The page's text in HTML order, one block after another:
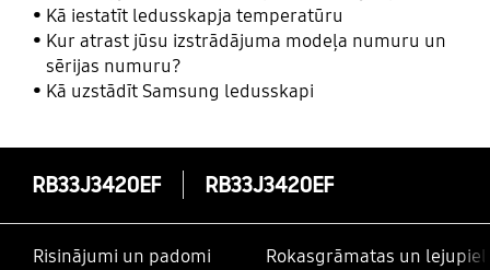
Kā iestatīt ledusskapja temperatūru
Kur atrast jūsu izstrādājuma modeļa numuru un
sērijas numuru?
Kā uzstādīt Samsung ledusskapi
RB33J3420EF RB33J3420EF
Risinājumi un padomi Rokasgrāmatas un